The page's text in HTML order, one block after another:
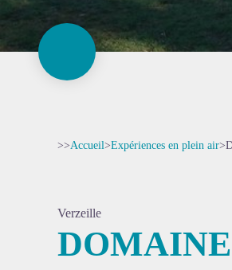
>>Accueil>Expériences en plein air>
Verzeille